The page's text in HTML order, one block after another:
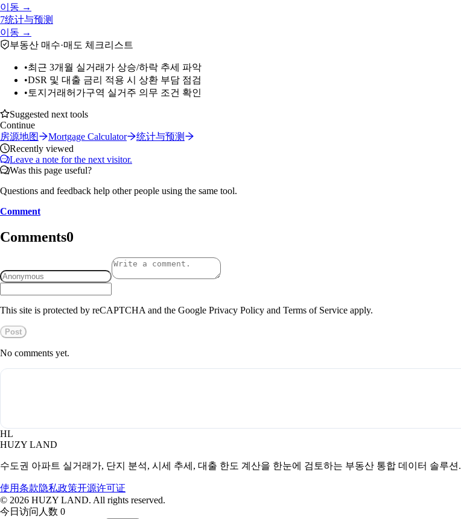
이동 →
7统计与预测
이동 →
부동산 매수·매도 체크리스트
•최근 3개월 실거래가 상승/하락 추세 파악
•DSR 및 대출 금리 적용 시 상환 부담 점검
• 토지거래허가구역 실거주 의무 조건 확인
Suggested next tools
Continue
房源地图
Mortgage Calculator
统计与预测
Recently viewed
Leave a note for the next visitor.
Was this page useful?
Questions and feedback help other people using the same tool.
Comment
Comments0
This site is protected by reCAPTCHA and the Google Privacy Policy and Terms of Service apply.
Post
No comments yet.
HL
HUZY LAND
수도권 아파트 실거래가, 단지 분석, 시세 추세, 대출 한도 계산을 한눈에 검토하는 부동산 통합 데이터 솔루션.
使用条款隐私政策开源许可证
© 2026 HUZY LAND. All rights reserved.
今日访问人数 0